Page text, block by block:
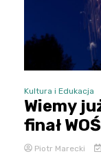
Kultura i Edukacja
Wiemy
finał
Piotr Marecki